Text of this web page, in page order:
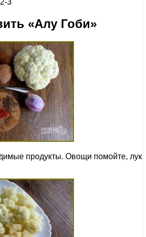
3
«Алу Гоби»
продукты. Овощи помойте, лук